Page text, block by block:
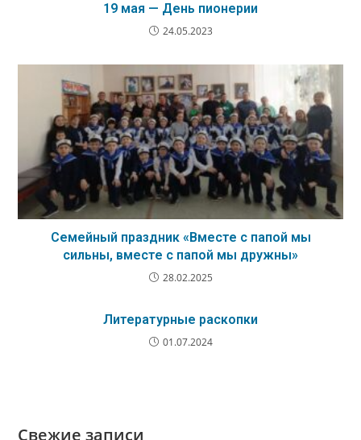
19 мая — День пионерии
24.05.2023
Семейный праздник «Вместе с папой мы
сильны, вместе с папой мы дружны»
28.02.2025
Литературные раскопки
01.07.2024
Свежие записи